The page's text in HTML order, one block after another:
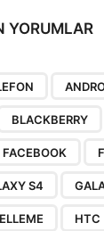
YORUMLAR
BLACKBERRY
FACEBOOK
S4
HTC